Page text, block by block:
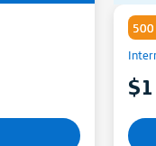
500